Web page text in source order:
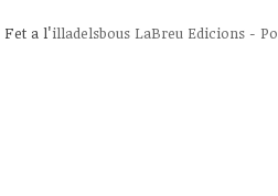
Fet a l'illadelsbous LaBreu Edicions -